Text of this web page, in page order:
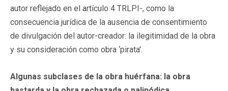
autor reflejado en el artículo 4 TRLPI-, como la
consecuencia jurídica de la ausencia de consentimiento
de divulgación del autor-creador: la ilegitimidad de la obra
y su consideración como obra ‘pirata'.
Algunas subclases de la obra huérfana: la obra